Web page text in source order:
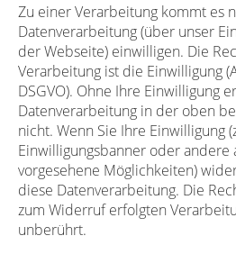
Zu einer Verarbeitung kommt es
Datenverarbeitung (über unser
der Webseite) einwilligen. Die
Verarbeitung ist die Einwilligung
DSGVO). Ohne Ihre Einwilligung
Datenverarbeitung in der oben
nicht. Wenn Sie Ihre Einwilligung
Einwilligungsbanner oder andere
vorgesehene Möglichkeiten)
diese Datenverarbeitung. Die
zum Widerruf erfolgten
unberührt.